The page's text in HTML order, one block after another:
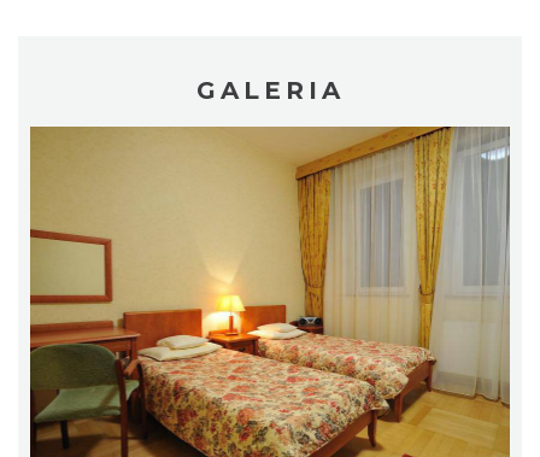
GALERIA